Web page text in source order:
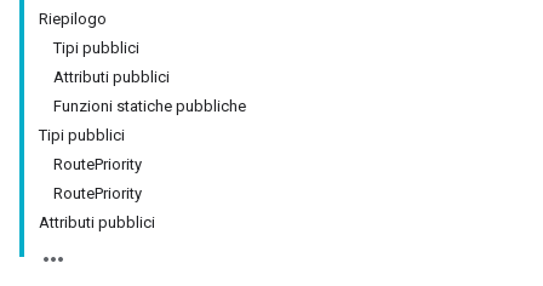
Riepilogo
Tipi pubblici
Attributi pubblici
Funzioni statiche pubbliche
Tipi pubblici
RoutePriority
RoutePriority
Attributi pubblici